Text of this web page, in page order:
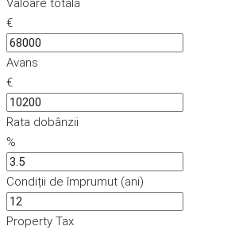
Valoare totală
€
Avans
€
Rata dobânzii
%
Condiții de împrumut (ani)
Property Tax